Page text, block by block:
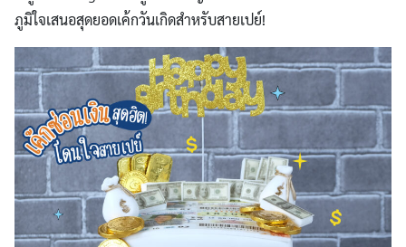
ภูมิใจเสนอสุดยอดเค้กวันเกิดสำหรับสายเปย์!